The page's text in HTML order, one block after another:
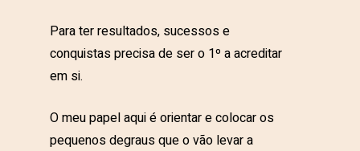
Para ter resultados, sucessos e
conquistas precisa de ser o 1º a acreditar
em si.
O meu papel aqui é orientar e colocar os
pequenos degraus que o vão levar a